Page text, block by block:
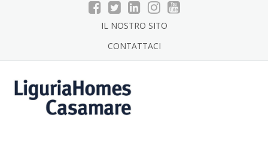
IL NOSTRO SITO
CONTATTACI